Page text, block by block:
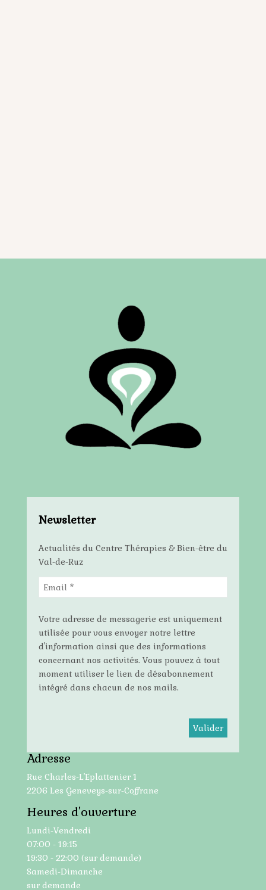
Newsletter
Actualités du Centre Thérapies & Bien-être du
Val-de-Ruz
Votre adresse de messagerie est uniquement
utilisée pour vous envoyer notre lettre
d'information ainsi que des informations
concernant nos activités. Vous pouvez à tout
moment utiliser le lien de désabonnement
intégré dans chacun de nos mails.
Adresse
Rue Charles-L’Eplattenier 1
2206 Les Geneveys-sur-Coffrane
Heures d'ouverture
Lundi-Vendredi
07:00 - 19:15
19:30 - 22:00 (sur demande)
Samedi-Dimanche
sur demande